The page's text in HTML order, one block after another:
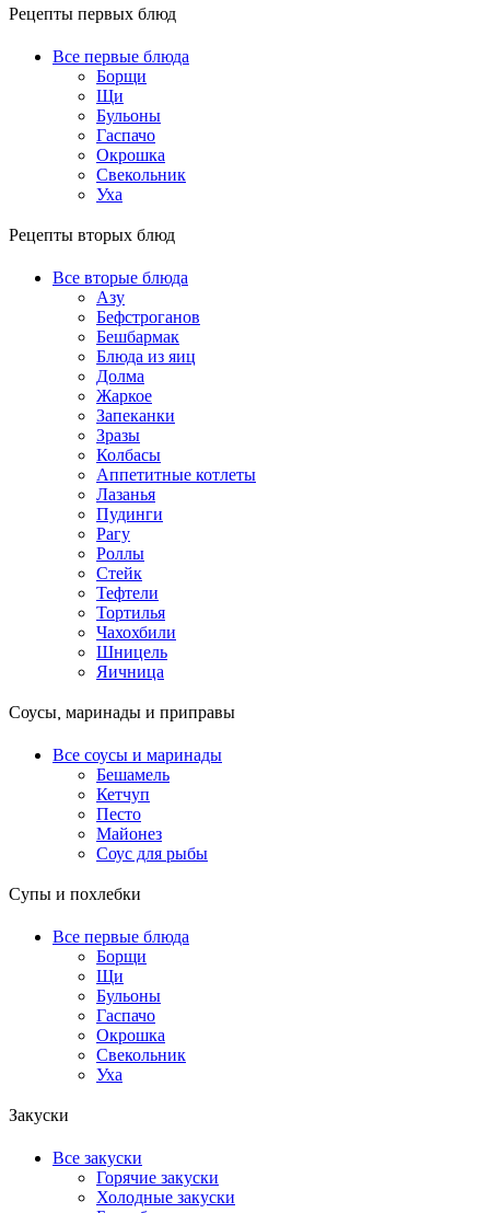
Рецепты первых блюд
Все первые блюда
Борщи
Щи
Бульоны
Гаспачо
Окрошка
Свекольник
Уха
Рецепты вторых блюд
Все вторые блюда
Азу
Бефстроганов
Бешбармак
Блюда из яиц
Долма
Жаркое
Запеканки
Зразы
Колбасы
Аппетитные котлеты
Лазанья
Пудинги
Рагу
Роллы
Стейк
Тефтели
Тортилья
Чахохбили
Шницель
Яичница
Соусы, маринады и приправы
Все соусы и маринады
Бешамель
Кетчуп
Песто
Майонез
Соус для рыбы
Супы и похлебки
Все первые блюда
Борщи
Щи
Бульоны
Гаспачо
Окрошка
Свекольник
Уха
Закуски
Все закуски
Горячие закуски
Холодные закуски